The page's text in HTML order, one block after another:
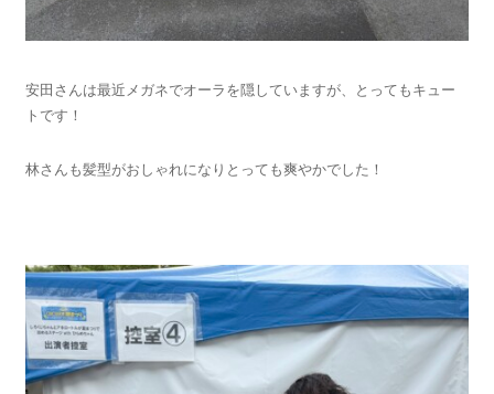
安田さんは最近メガネでオーラを隠していますが、とってもキュー
トです！
林さんも髪型がおしゃれになりとっても爽やかでした！